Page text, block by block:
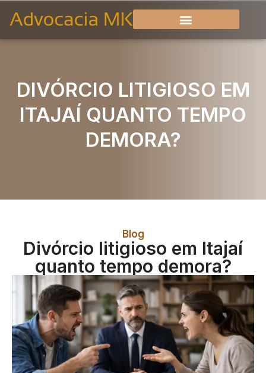
DIVÓRCIO LITIGIOSO EM
ITAJAÍ QUANTO TEMPO
DEMORA?
Blog
Divórcio litigioso em Itajaí
quanto tempo demora?